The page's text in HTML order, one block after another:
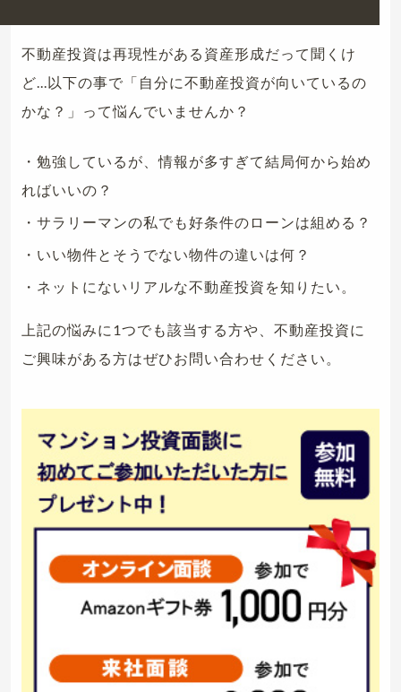
不動産投資は再現性がある資産形成だって聞くけ
ど...以下の事で「自分に不動産投資が向いているの
かな？」って悩んでいませんか？
・勉強しているが、情報が多すぎて結局何から始め
ればいいの？
・サラリーマンの私でも好条件のローンは組める？
・いい物件とそうでない物件の違いは何？
・ネットにないリアルな不動産投資を知りたい。
上記の悩みに1つでも該当する方や、不動産投資に
ご興味がある方はぜひお問い合わせください。